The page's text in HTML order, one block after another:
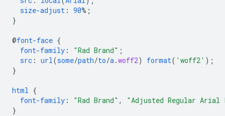
size-adjust : 90%;
}
@font-face {
font-family : "Rad Brand" ;
src : url(some/path/to/a.woff2) format( 'woff2' );
}
html {
font-family : "Rad Brand" ,
"Adjusted Regular Arial
}